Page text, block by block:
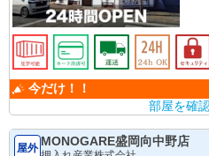
今だけ！！
部屋を確
屋外 MONOGARE盛岡向中野店